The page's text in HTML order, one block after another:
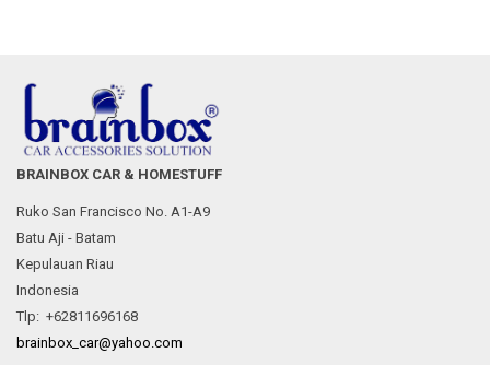
BRAINBOX CAR & HOMESTUFF
Ruko San Francisco No. A1-A9
Batu Aji - Batam
Kepulauan Riau
Indonesia
Tlp: +62811696168
brainbox_car@yahoo.com